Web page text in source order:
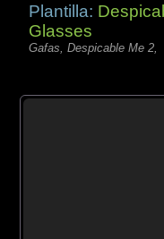
Plantilla:
Glasses
Gafas, Despicable Me 2,